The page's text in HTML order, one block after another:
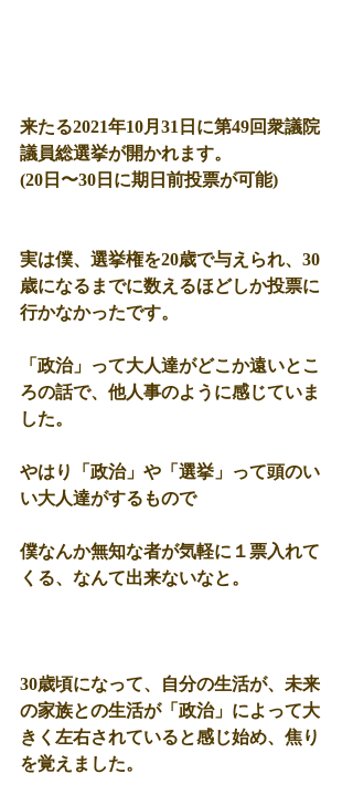
来たる2021年10月31日に第49回衆議院
議員総選挙が開かれます。
(20日〜30日に期日前投票が可能)
実は僕、選挙権を20歳で与えられ、30
歳になるまでに数えるほどしか投票に
行かなかったです。
「政治」って大人達がどこか遠いとこ
ろの話で、他人事のように感じていま
した。
やはり「政治」や「選挙」って頭のい
い大人達がするもので
僕なんか無知な者が気軽に１票入れて
くる、なんて出来ないなと。
30歳頃になって、自分の生活が、未来
の家族との生活が「政治」によって大
きく左右されていると感じ始め、焦り
を覚えました。